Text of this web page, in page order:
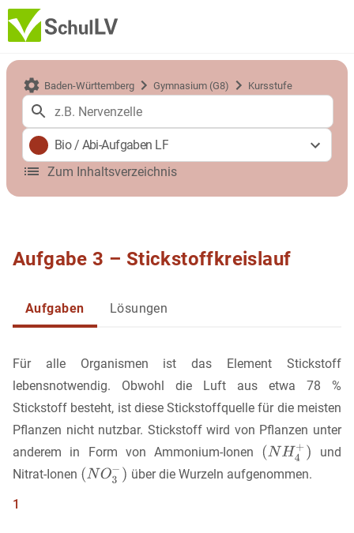
Baden-Württemberg Gymnasium (G8) Kursstufe
Bio/ Abi-Aufgaben LF
Zum Inhaltsverzeichnis
Aufgabe 3 – Stickstoffkreislauf
Aufgaben Lösungen
Für alle Organismen ist das Element Stickstoff
lebensnotwendig. Obwohl die Luft aus etwa 78 %
Stickstoff besteht, ist diese Stickstoffquelle für die meisten
Pflanzen nicht nutzbar. Stickstoff wird von Pflanzen unter
anderem in Form von Ammonium-Ionen
und
Nitrat-Ionen
über die Wurzeln aufgenommen.
1